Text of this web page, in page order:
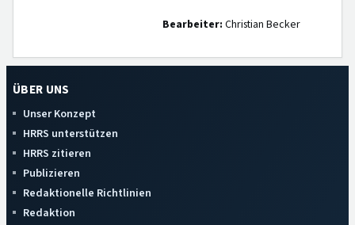
Bearbeiter: Christian Becker
ÜBER UNS
Unser Konzept
HRRS unterstützen
HRRS zitieren
Publizieren
Redaktionelle Richtlinien
Redaktion